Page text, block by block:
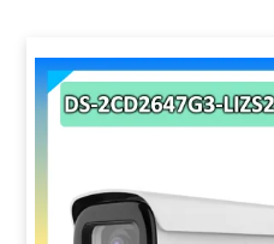
tài sản. Đánh thức mọi
minh này, đồng hành đáng
và doanh nghiệp của bạn."